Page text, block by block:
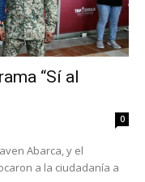
“Sí al
0
Abarca, y el
a la ciudadanía a